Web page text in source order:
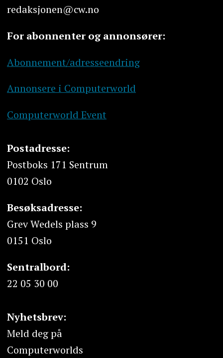
redaksjonen@cw.no
For abonnenter og annonsører:
Abonnement/adresseendring
Annonsere i Computerworld
Computerworld Event
Postadresse:
Postboks 171 Sentrum
0102 Oslo
Besøksadresse:
Grev Wedels plass 9
0151 Oslo
Sentralbord:
22 05 30 00
Nyhetsbrev:
Meld deg på
Computerworlds